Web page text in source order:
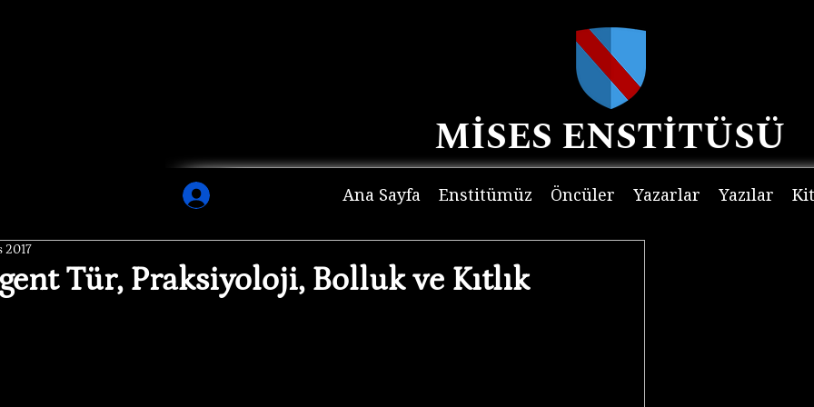
MİSES ENSTİTÜSÜ
Ana Sayfa Enstitümüz Öncüler Yazarlar Yazılar
Tür, Praksiyoloji, Bolluk ve Kıtlık
2017